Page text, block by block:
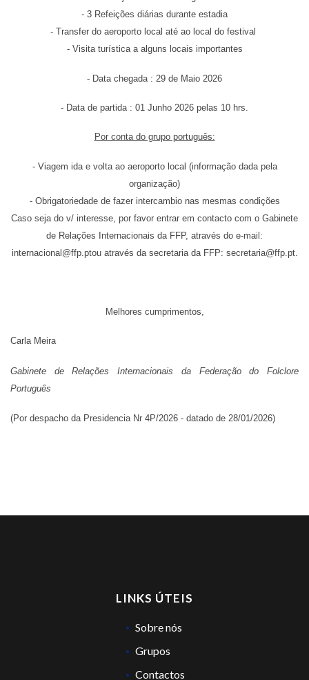
- 3 Refeições diárias durante estadia
- Transfer do aeroporto local até ao local do festival
- Visita turística a alguns locais importantes
- Data chegada : 29 de Maio 2026
- Data de partida : 01 Junho 2026 pelas 10 hrs.
Por conta do grupo português:
- Viagem ida e volta ao aeroporto local (informação dada pela
organização)
- Obrigatoriedade de fazer intercambio nas mesmas condições
Caso seja do v/ interesse, por favor entrar em contacto com o Gabinete
de Relações Internacionais da FFP, através do e-mail:
internacional@ffp.ptou através da secretaria da FFP: secretaria@ffp.pt.
Melhores cumprimentos,
Carla Meira
Gabinete de Relações Internacionais da Federação do Folclore
Português
(Por despacho da Presidencia Nr 4P/2026 - datado de 28/01/2026)
LINKS ÚTEIS
Sobre nós
Grupos
Contactos